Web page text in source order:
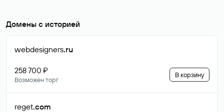
Домены с историей
webdesigners.ru
258 700 ₽
Возможен торг
В корзину
reget.com